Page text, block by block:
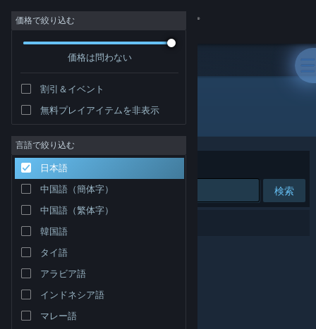
サインイン
コミュニティ
詳細
サポート
言語を変更
Steamモバイルアプリを入手
デスクトップウェブサイトを表示
価格で絞り込む
価格は問わない
割引＆イベント
無料プレイアイテムを非表示
言語で絞り込む
日本語
中国語（簡体字）
中国語（繁体字）
韓国語
タイ語
アラビア語
インドネシア語
マレー語
開発元: Vector VR, LLC
並べ替え 適合性
検索